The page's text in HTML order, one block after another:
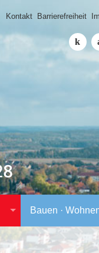
Kontakt Barrierefreiheit
Bauen ·